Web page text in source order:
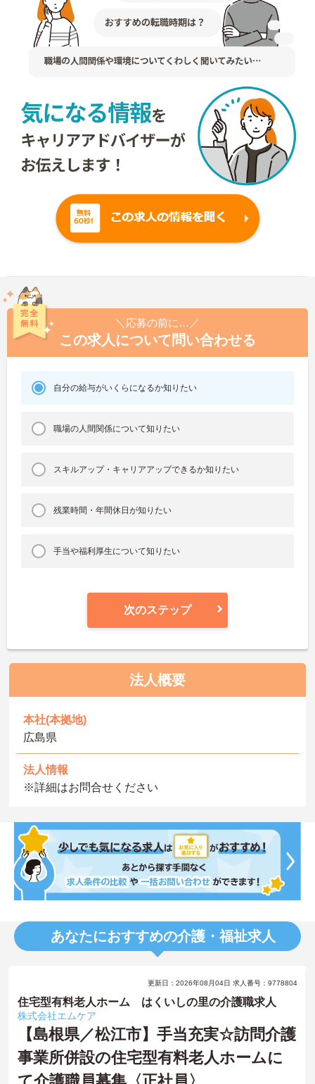
＼応募の前に…／
この求人について問い合わせる
自分の給与がいくらになるか知りたい
職場の人間関係について知りたい
スキルアップ・キャリアアップできるか知りたい
残業時間・年間休日が知りたい
手当や福利厚生について知りたい
次のステップ
法人概要
本社(本拠地)
広島県
法人情報
※詳細はお問合せください
あなたにおすすめの介護・福祉求人
更新日：2026年08月04日 求人番号：9778804
住宅型有料老人ホーム はくいしの里の介護職求人
株式会社エムケア
【島根県／松江市】手当充実☆訪問介護
事業所併設の住宅型有料老人ホームに